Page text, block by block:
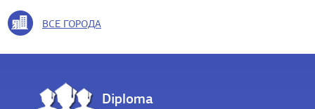
ВСЕ ГОРОДА
Diploma